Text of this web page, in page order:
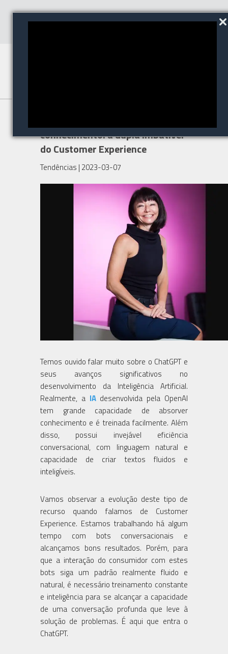
conhecimento: a dupla imbatível
do Customer Experience
Tendências | 2023-03-07
Temos ouvido falar muito sobre o ChatGPT e
seus avanços significativos no
desenvolvimento da Inteligência Artificial.
Realmente, a IAdesenvolvida pela OpenAI
tem grande capacidade de absorver
conhecimento e é treinada facilmente. Além
disso, possui invejável eficiência
conversacional, com linguagem natural e
capacidade de criar textos fluidos e
inteligíveis.
Vamos observar a evolução deste tipo de
recurso quando falamos de Customer
Experience. Estamos trabalhando há algum
tempo com bots conversacionais e
alcançamos bons resultados. Porém, para
que a interação do consumidor com estes
bots siga um padrão realmente fluido e
natural, é necessário treinamento constante
e inteligência para se alcançar a capacidade
de uma conversação profunda que leve à
solução de problemas. É aqui que entra o
ChatGPT.